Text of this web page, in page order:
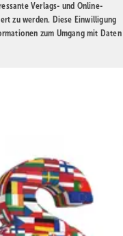
Verlags- und Online-
zu werden. Diese Einwilligung
zum Umgang mit Daten